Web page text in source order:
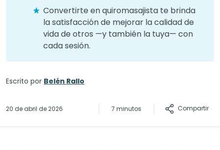
Convertirte en quiromasajista te brinda
la satisfacción de mejorar la calidad de
vida de otros —y también la tuya— con
cada sesión.
Escrito por Belén Rallo
20 de abril de 2026 7 minutos Compartir